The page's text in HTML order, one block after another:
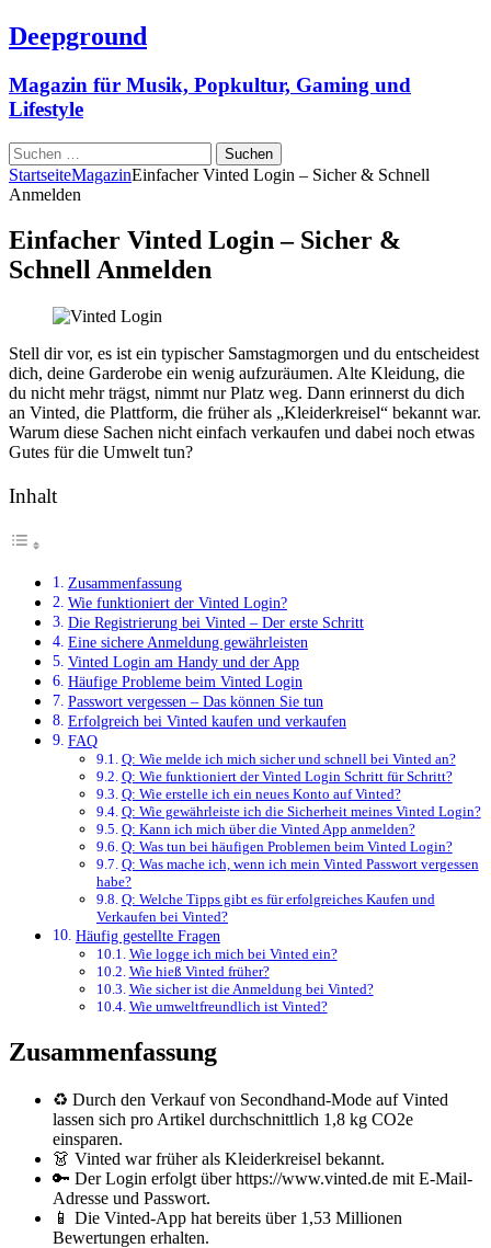
Deepground
Magazin für Musik, Popkultur, Gaming und
Lifestyle
Suchen
nach:
StartseiteMagazinEinfacher Vinted Login – Sicher & Schnell
Anmelden
Einfacher Vinted Login – Sicher &
Schnell Anmelden
Stell dir vor, es ist ein typischer Samstagmorgen und du entscheidest
dich, deine Garderobe ein wenig aufzuräumen. Alte Kleidung, die
du nicht mehr trägst, nimmt nur Platz weg. Dann erinnerst du dich
an Vinted, die Plattform, die früher als „Kleiderkreisel“ bekannt war.
Warum diese Sachen nicht einfach verkaufen und dabei noch etwas
Gutes für die Umwelt tun?
Inhalt
Zusammenfassung
Wie funktioniert der Vinted Login?
Die Registrierung bei Vinted – Der erste Schritt
Eine sichere Anmeldung gewährleisten
Vinted Login am Handy und der App
Häufige Probleme beim Vinted Login
Passwort vergessen – Das können Sie tun
Erfolgreich bei Vinted kaufen und verkaufen
FAQ
Q: Wie melde ich mich sicher und schnell bei Vinted an?
Q: Wie funktioniert der Vinted Login Schritt für Schritt?
Q: Wie erstelle ich ein neues Konto auf Vinted?
Q: Wie gewährleiste ich die Sicherheit meines Vinted Login?
Q: Kann ich mich über die Vinted App anmelden?
Q: Was tun bei häufigen Problemen beim Vinted Login?
Q: Was mache ich, wenn ich mein Vinted Passwort vergessen
habe?
Q: Welche Tipps gibt es für erfolgreiches Kaufen und
Verkaufen bei Vinted?
Häufig gestellte Fragen
Wie logge ich mich bei Vinted ein?
Wie hieß Vinted früher?
Wie sicher ist die Anmeldung bei Vinted?
Wie umweltfreundlich ist Vinted?
Zusammenfassung
♻️ Durch den Verkauf von Secondhand-Mode auf Vinted
lassen sich pro Artikel durchschnittlich 1,8 kg CO2e
einsparen.
👗 Vinted war früher als Kleiderkreisel bekannt.
🔑 Der Login erfolgt über https://www.vinted.de mit E-Mail-
Adresse und Passwort.
📱 Die Vinted-App hat bereits über 1,53 Millionen
Bewertungen erhalten.